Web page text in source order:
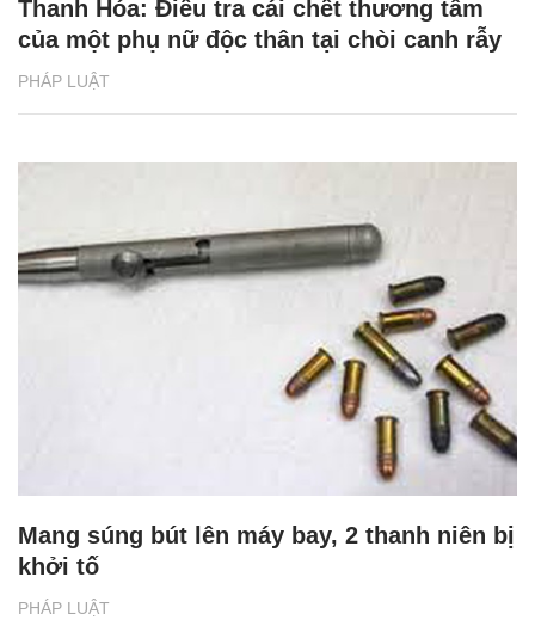
PHÁP LUẬT
Thanh Hóa: Điều tra cái chết thương tâm
của một phụ nữ độc thân tại chòi canh rẫy
PHÁP LUẬT
Mang súng bút lên máy bay, 2 thanh niên bị
khởi tố